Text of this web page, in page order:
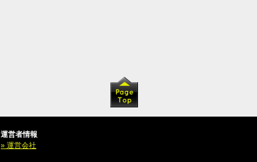
運営者情報
» 運営会社